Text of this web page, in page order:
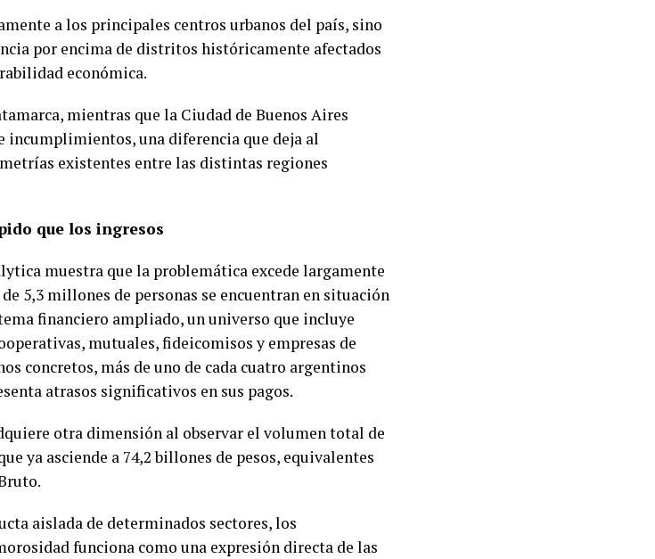
a los principales centros urbanos del país, sino
por encima de distritos históricamente afectados
económica.
mientras que la Ciudad de Buenos Aires
incumplimientos, una diferencia que deja al
existentes entre las distintas regiones
que los ingresos
muestra que la problemática excede largamente
5,3 millones de personas se encuentran en situación
financiero ampliado, un universo que incluye
mutuales, fideicomisos y empresas de
concretos, más de uno de cada cuatro argentinos
atrasos significativos en sus pagos.
otra dimensión al observar el volumen total de
ya asciende a 74,2 billones de pesos, equivalentes
aislada de determinados sectores, los
funciona como una expresión directa de las